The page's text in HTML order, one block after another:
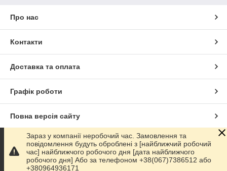
Про нас
Контакти
Доставка та оплата
Графік роботи
Повна версія сайту
Сайт створено на маркетплейсіProm.ua
Політика конфіденційності
Зараз у компанії неробочий час. Замовлення та
повідомлення будуть оброблені з [найближчий робочий
час] найближчого робочого дня [дата найближчого
робочого дня] Або за телефоном +38(067)7386512 або
+380964936171